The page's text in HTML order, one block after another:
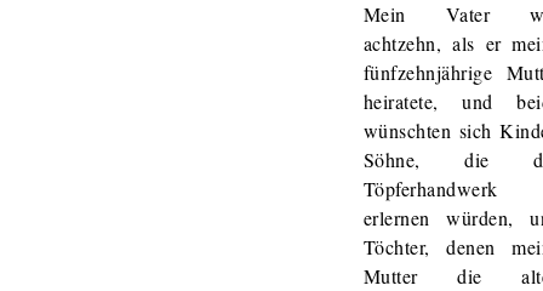
Mein Vater
achtzehn, als er
fünfzehnjährige
heiratete, und
wünschten sich
Söhne, die
Töpferhandwerk
erlernen würden,
Töchter, denen
Mutter die